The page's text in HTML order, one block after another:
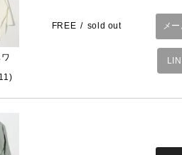
FREE sold out メ